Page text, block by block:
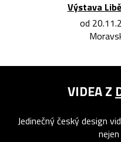
Výstava
od
VIDEA Z
Jedinečný český design